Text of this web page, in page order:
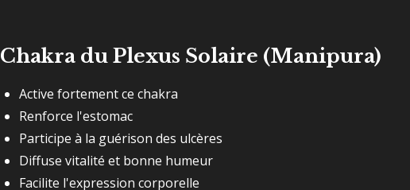
Chakra du Plexus Solaire (Manipura)
Active fortement ce chakra
Renforce l'estomac
Participe à la guérison des ulcères
Diffuse vitalité et bonne humeur
Facilite l'expression corporelle